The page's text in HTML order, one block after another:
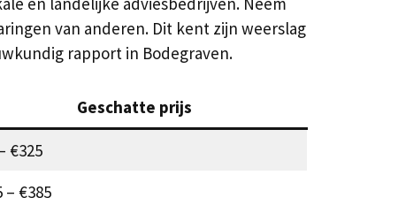
van anderen. Dit kent zijn weerslag
rapport in Bodegraven.
Geschatte prijs
€325
– €385